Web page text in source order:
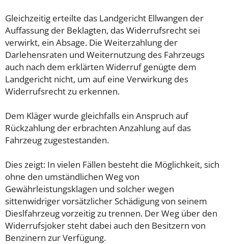
Gleichzeitig erteilte das Landgericht Ellwangen der
Auffassung der Beklagten, das Widerrufsrecht sei
verwirkt, ein Absage. Die Weiterzahlung der
Darlehensraten und Weiternutzung des Fahrzeugs
auch nach dem erklärten Widerruf genügte dem
Landgericht nicht, um auf eine Verwirkung des
Widerrufsrecht zu erkennen.
Dem Kläger wurde gleichfalls ein Anspruch auf
Rückzahlung der erbrachten Anzahlung auf das
Fahrzeug zugestestanden.
Dies zeigt: In vielen Fällen besteht die Möglichkeit, sich
ohne den umständlichen Weg von
Gewährleistungsklagen und solcher wegen
sittenwidriger vorsätzlicher Schädigung von seinem
Dieslfahrzeug vorzeitig zu trennen. Der Weg über den
Widerrufsjoker steht dabei auch den Besitzern von
Benzinern zur Verfügung.